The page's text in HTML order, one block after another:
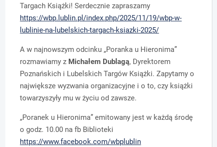
Targach Książki! Serdecznie zapraszamy
https://wbp.lublin.pl/index.php/2025/11/19/wbp-w-
lublinie-na-lubelskich-targach-ksiazki-2025/
A w najnowszym odcinku „Poranka u Hieronima”
rozmawiamy z Michałem Dublagą, Dyrektorem
Poznańskich i Lubelskich Targów Książki. Zapytamy o
największe wyzwania organizacyjne i o to, czy książki
towarzyszyły mu w życiu od zawsze.
„Poranek u Hieronima” emitowany jest w każdą środę
o godz. 10.00 na fb Biblioteki
https://www.facebook.com/wbplublin